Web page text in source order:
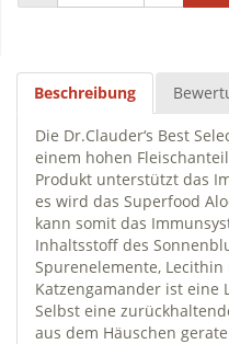
Beschreibung
Die Dr.Clauder‘s Best
einem hohen
Produkt unterstützt das
es wird das Superfood
kann somit das
Inhaltsstoff des
Spurenelemente,
Katzengamander ist eine
Selbst eine
aus dem Häuschen